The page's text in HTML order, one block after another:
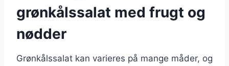
grønkålssalat med frugt og
nødder
Grønkålssalat kan varieres på mange måder, og